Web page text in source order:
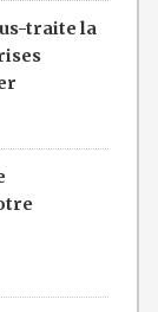
traite la